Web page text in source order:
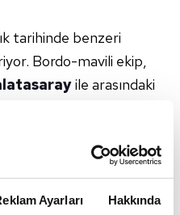
Ayarları Hakkında
tarihinde benzeri
Bordo-mavili ekip,
ile arasındaki
sahip Galatasaray ile
İkinciFenerbahçe